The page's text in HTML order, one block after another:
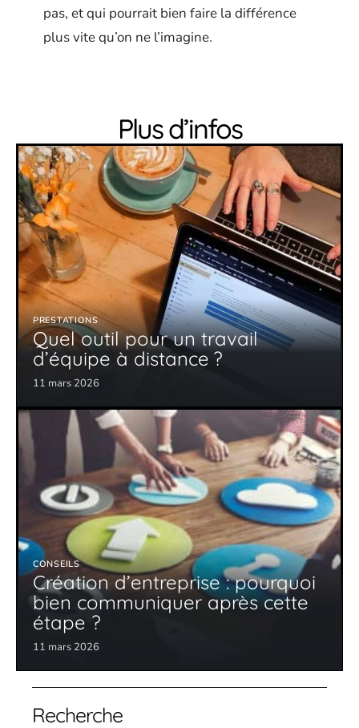
pas, et qui pourrait bien faire la différence
plus vite qu’on ne l’imagine.
Plus d’infos
PRESTATIONS
Quel outil pour un travail
d’équipe à distance ?
11 mars 2026
CONSEILS
Création d’entreprise : pourquoi
bien communiquer après cette
étape ?
11 mars 2026
Recherche